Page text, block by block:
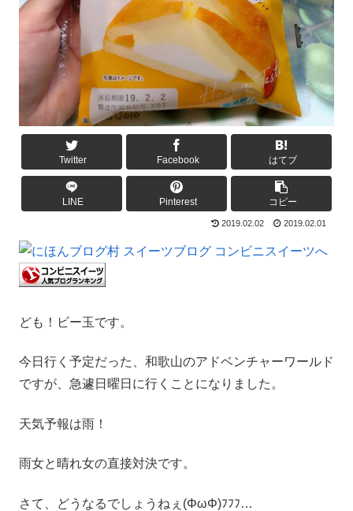
Twitter Facebook はてブ
LINE Pinterest コピー
2019.02.02 2019.02.01
ども！ビー玉です。
今日行く予定だった、和歌山のアドベンチャーワールド
ですが、急遽日曜日に行くことになりました。
天気予報は雨！
雨女と晴れ女の直接対決です。
さて、どうなるでしょうねぇ(ΦωΦ)ﾌﾌﾌ…